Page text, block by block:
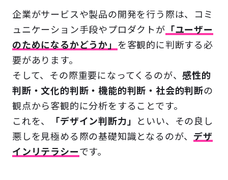
企業がサービスや製品の開発を行う際は、コミ
ュニケーション手段やプロダクトが 「ユーザー
のためになるかどうか」 を客観的に判断する必
要があります。
そして、その際重要になってくるのが、感性的
判断・文化的判断・機能的判断・社会的判断の
観点から客観的に分析をすることです。
これを、
「デザイン判断力」
といい、その良し
悪しを見極める際の基礎知識となるのが、 デザ
インリテラシーです。